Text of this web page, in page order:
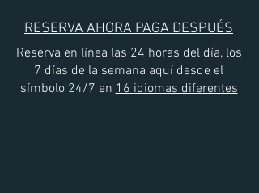
RESERVA AHORA PAGA DESPUÉS
Reserva en línea las 24 horas del día, los
7 días de la semana aquí desde el
símbolo 24/7 en16 idiomas diferentes